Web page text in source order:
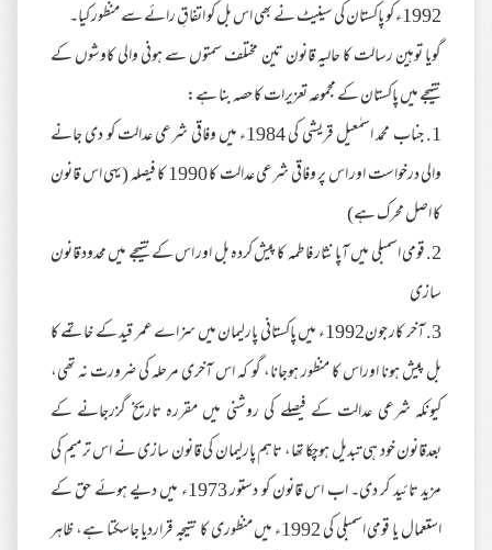
1992ء کو پاکستان کی سینیٹ نے بھی اس بل کو اتفاقِ رائے سے منظور کیا۔
گویا توہین رسالت کا حالیہ قانون تین مختلف سمتوں سے ہونی والی کاوشوں کے
نتیجے میں پاکستان کے مجموعہ تعزیرات کا حصہ بنا ہے:
1. جناب محمد اسمٰعیل قریشی کی 1984ء میں وفاقی شرعی عدالت کو دی جانے
والی درخواست اور اس پر وفاقی شرعی عدالت کا 1990 کا فیصلہ (یہی اس قانون
کا اصل محرک ہے)
2. قومی اسمبلی میں آپا نثار فاطمہ کا پیش کردہ بل اور اس کے نتیجے میں محدود قانون
سازی
3. آخر کار جون1992ء میں پاکستانی پارلیمان میں سزاے عمر قید کے خاتمے کا
بل پیش ہونا اوراس کا منظور ہوجانا، گو کہ اس آخری مرحلہ کی ضرورت نہ تھی،
کیونکہ شرعی عدالت کے فیصلے کی روشنی میں مقررہ تاریخ گزرجانے کے
بعدقانون خود ہی تبدیل ہوچکا تھا، تاہم پارلیمان کی قانون سازی نے اس ترمیم کی
مزید تائید کر دی۔ اب اس قانون کو دستور 1973ء میں دیے ہوئے حق کے
استعمال یا قومی اسمبلی کی 1992ء میں منظوری کا نتیجہ قراردیا جاسکتا ہے، ظاہر